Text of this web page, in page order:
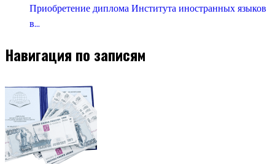
Приобретение диплома Института иностранных языков
в…
Навигация по записям